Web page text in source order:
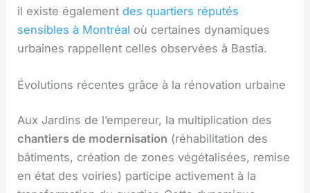
il existe égalementdes quartiers réputés
sensibles à Montréal où certaines dynamiques
urbaines rappellent celles observées à Bastia.
Évolutions récentes grâce à la rénovation urbaine
Aux Jardins de l’empereur, la multiplication des
chantiers de modernisation (réhabilitation des
bâtiments, création de zones végétalisées, remise
en état des voiries) participe activement à la